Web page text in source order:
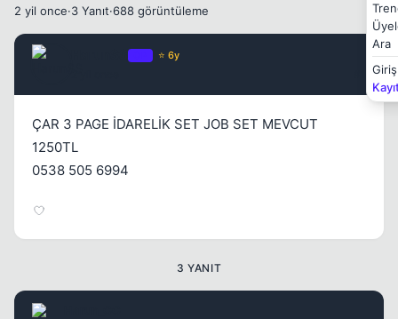
Ara
Giriş
2 yil once·3 Yanıt·688 görüntüleme
⭐ 6y
ÇAR 3 PAGE İDARELİK SET JOB SET MEVCUT
1250TL
0538 505 6994
3 YANIT